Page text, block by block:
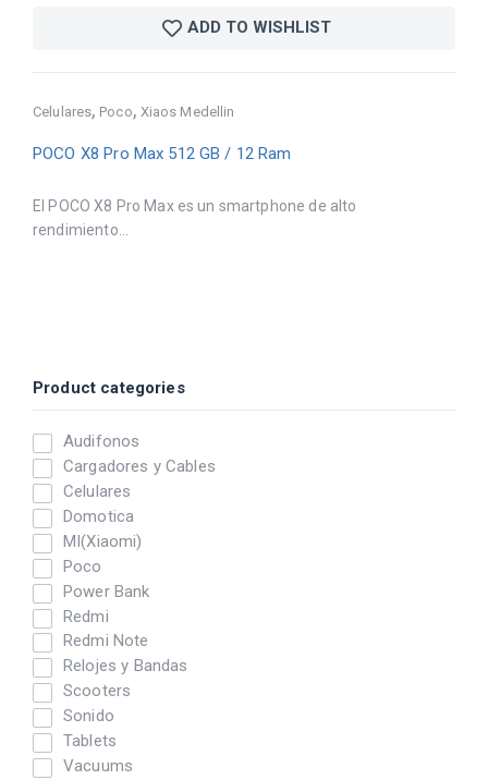
Product categories
Audifonos
Cargadores y Cables
Celulares
Domotica
MI(Xiaomi)
Poco
Power Bank
Redmi
Redmi Note
Relojes y Bandas
Scooters
Sonido
Tablets
Vacuums
Celulares, Poco, Xiaos Medellin
POCO X8 Pro Max 512 GB / 12 Ram
El POCO X8 Pro Max es un smartphone de alto
rendimiento...
ADD TO WISHLIST